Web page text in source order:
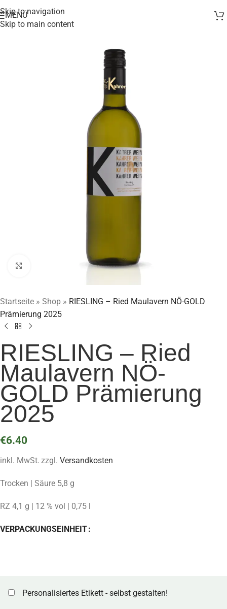
Skip to navigation
Skip to main content
MENÜ
Klick zum Vergrößern
Startseite » Shop » RIESLING – Ried Maulavern NÖ-GOLD
Prämierung 2025
RIESLING – Ried
Maulavern NÖ-
GOLD Prämierung
2025
€6.40
inkl. MwSt. zzgl. Versandkosten
Trocken | Säure 5,8 g
RZ 4,1 g | 12 % vol | 0,75 l
VERPACKUNGSEINHEIT
Personalisiertes Etikett - selbst gestalten!